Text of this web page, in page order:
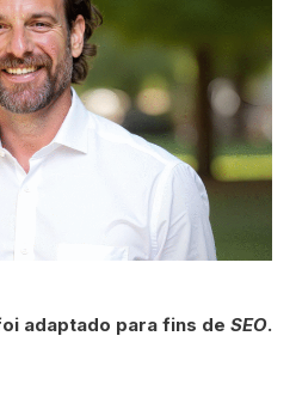
adaptado para fins de SEO.